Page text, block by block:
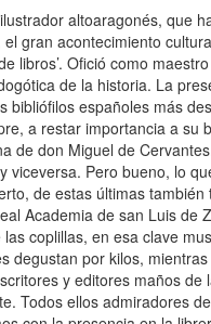
altoaragonés, que
gran acontecimiento
libros’. Ofició como
de la historia. La
bibliófilos españoles más
a restar importancia a
de don Miguel de
viceversa. Pero bueno, lo
de estas últimas
Academia de san Luis
coplillas, en esa clave
degustan por kilos,
y editores maños
Todos ellos admiradores